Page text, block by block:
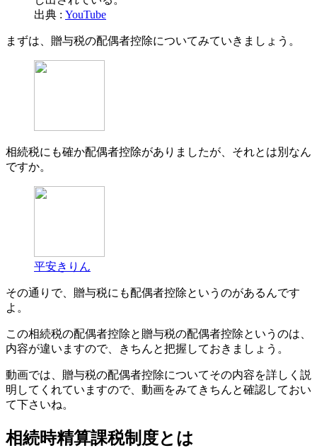
出典 : YouTube
まずは、贈与税の配偶者控除についてみていきましょう。
相続税にも確か配偶者控除がありましたが、それとは別なん
ですか。
平安きりん
その通りで、贈与税にも配偶者控除というのがあるんです
よ。
この相続税の配偶者控除と贈与税の配偶者控除というのは、
内容が違いますので、きちんと把握しておきましょう。
動画では、贈与税の配偶者控除についてその内容を詳しく説
明してくれていますので、動画をみてきちんと確認しておい
て下さいね。
相続時精算課税制度とは